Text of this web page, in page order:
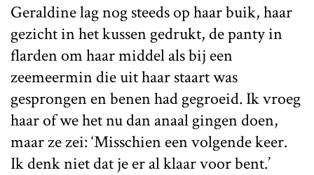
Geraldine lag nog steeds op haar buik, haar
gezicht in het kussen gedrukt, de panty in
flarden om haar middel als bij een
zeemeermin die uit haar staart was
gesprongen en benen had gegroeid. Ik vroeg
haar of we het nu dan anaal gingen doen,
maar ze zei: ‘Misschien een volgende keer.
Ik denk niet dat je er al klaar voor bent.’